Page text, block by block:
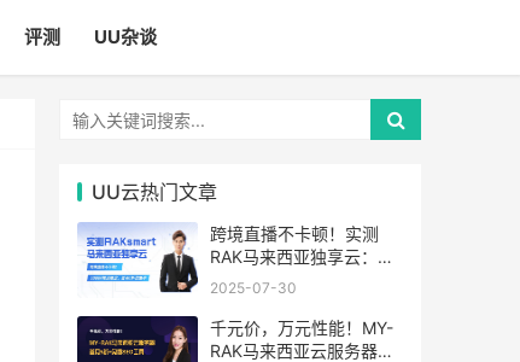
评测 UU杂谈
UU云热门文章
跨境直播不卡顿！实测
RAK马来西亚独享云：
1080P推流稳定，首月6
2025-07-30
千元价，万元性能！MY-
RAK马来西亚云服务器：